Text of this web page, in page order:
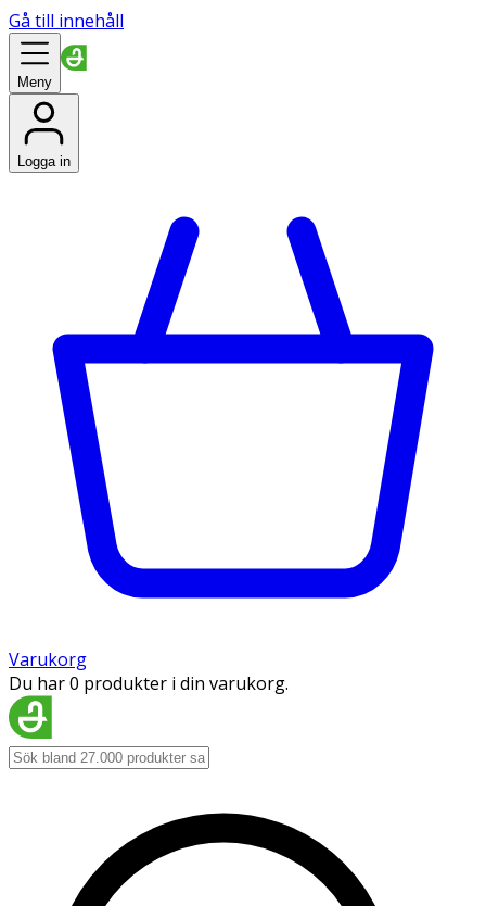
Gå till innehåll
Meny
Logga in
Varukorg
Du har 0 produkter i din varukorg.